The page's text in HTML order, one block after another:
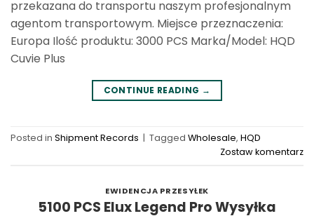
przekazana do transportu naszym profesjonalnym
agentom transportowym. Miejsce przeznaczenia:
Europa Ilość produktu: 3000 PCS Marka/Model: HQD
Cuvie Plus
CONTINUE READING →
Posted in Shipment Records | Tagged Wholesale, HQD
Zostaw komentarz
EWIDENCJA PRZESYŁEK
5100 PCS Elux Legend Pro Wysyłka